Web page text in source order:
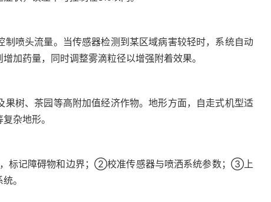
喷头流量。当传感器检测到某区域病害较轻时，系统自动
加药量，同时调整雾滴粒径以增强附着效果。
树、茶园等高附加值经济作物。地形方面，自走式机型适
杂地形。
标记障碍物和边界；②校准传感器与喷洒系统参数；③上
。